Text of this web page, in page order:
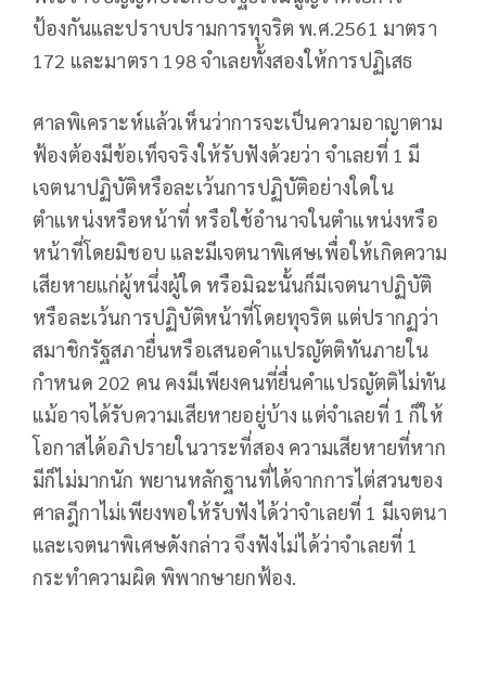
ป้องกันและปราบปรามการทุจริต พ.ศ.2561 มาตรา
172 และมาตรา 198 จำเลยทั้งสองให้การปฏิเสธ
ศาลพิเคราะห์แล้วเห็นว่าการจะเป็นความอาญาตาม
ฟ้องต้องมีข้อเท็จจริงให้รับฟังด้วยว่า จำเลยที่ 1 มี
เจตนาปฏิบัติหรือละเว้นการปฏิบัติอย่างใดใน
ตำแหน่งหรือหน้าที่ หรือใช้อำนาจในตำแหน่งหรือ
หน้าที่โดยมิชอบ และมีเจตนาพิเศษเพื่อให้เกิดความ
เสียหายแก่ผู้หนึ่งผู้ใด หรือมิฉะนั้นก็มีเจตนาปฏิบัติ
หรือละเว้นการปฏิบัติหน้าที่โดยทุจริต แต่ปรากฏว่า
สมาชิกรัฐสภายื่นหรือเสนอคำแปรญัตติทันภายใน
กำหนด 202 คน คงมีเพียงคนที่ยื่นคำแปรญัตติไม่ทัน
แม้อาจได้รับความเสียหายอยู่บ้าง แต่จำเลยที่ 1 ก็ให้
โอกาสได้อภิปรายในวาระที่สอง ความเสียหายที่หาก
มีก็ไม่มากนัก พยานหลักฐานที่ได้จากการไต่สวนของ
ศาลฎีกาไม่เพียงพอให้รับฟังได้ว่าจำเลยที่ 1 มีเจตนา
และเจตนาพิเศษดังกล่าว จึงฟังไม่ได้ว่าจำเลยที่ 1
กระทําความผิด พิพากษายกฟ้อง.